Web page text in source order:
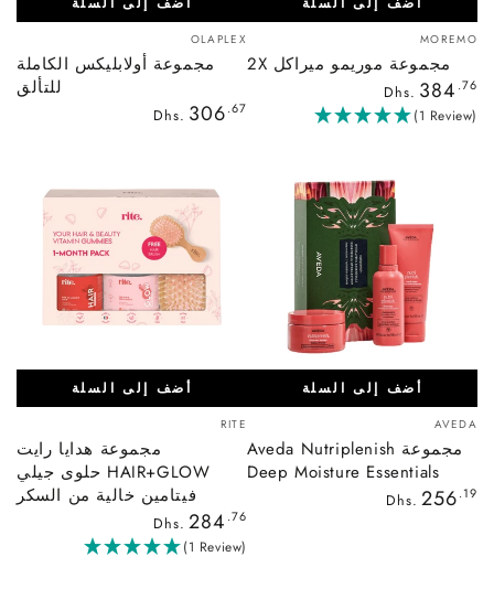
بائع:
MOREMO
مجموعة موريمو ميراكل 2X
العادي
Dhs. 384 .76
(1 Review)
بائع:
OLAPLEX
مجموعة أولابليكس الكاملة
للتألق
Dhs. 306.67
بائع:
AVEDA
مجموعة Aveda Nutriplenish
Deep Moisture Essentials
Dhs. 256.19
أضف إلى السلة
بائع:
RITE
مجموعة هدايا رايت
HAIR+GLOW حلوى جيلي
فيتامين خالية من السكر
العادي
Dhs. 284 .76
أضف إلى السلة
(1 Review)